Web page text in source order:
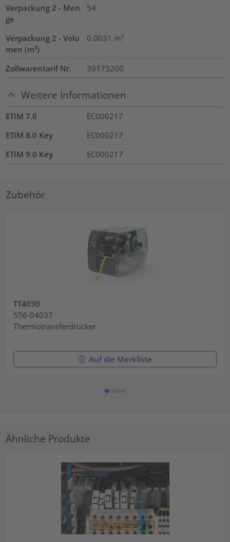
Verpackung 2 - Men
ge
54
Verpackung 2 - Volu
men (m³)
0.0031 m³
Zollwarentarif Nr. 39173200
Weitere Informationen
ETIM 7.0
EC000217
ETIM 8.0 Key
EC000217
ETIM 9.0 Key
EC000217
Zubehör
TT4030
556-04037
Thermotransferdrucker
Auf die Merkliste
Ähnliche Produkte